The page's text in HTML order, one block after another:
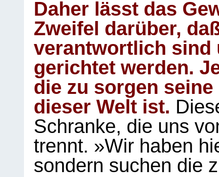
Daher lässt das
Zweifel darüber,
verantwortlich sind
gerichtet werden.
die zu sorgen
dieser Welt ist.
Schranke, die uns
trennt. »Wir haben
sondern suchen die